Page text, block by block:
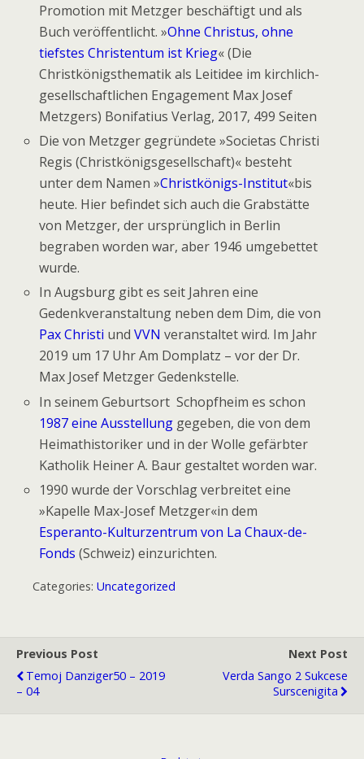
Promotion mit Metzger beschäftigt und als
Buch veröffentlicht. »Ohne Christus, ohne
tiefstes Christentum ist Krieg« (Die
Christkönigsthematik als Leitidee im kirchlich-
gesellschaftlichen Engagement Max Josef
Metzgers) Bonifatius Verlag, 2017, 499 Seiten
Die von Metzger gegründete »Societas Christi
Regis (Christkönigsgesellschaft)« besteht
unter dem Namen »Christkönigs-Institut«bis
heute. Hier befindet sich auch die Grabstätte
von Metzger, der ursprünglich in Berlin
begraben worden war, aber 1946 umgebettet
wurde.
In Augsburg gibt es seit Jahren eine
Gedenkveranstaltung neben dem Dim, die von
Pax Christi undVVNveranstaltet wird. Im Jahr
2019 um 17 Uhr Am Domplatz – vor der Dr.
Max Josef Metzger Gedenkstelle.
In seinem Geburtsort Schopfheim es schon
1987 eine Ausstellung gegeben, die von dem
Heimathistoriker und in der Wolle gefärbter
Katholik Heiner A. Baur gestaltet worden war.
1990 wurde der Vorschlag verbreitet eine
»Kapelle Max-Josef Metzger«in dem
Esperanto-Kulturzentrum von La Chaux-de-
Fonds (Schweiz) einzurichten.
Categories: Uncategorized
Previous Post
Temoj Danziger50 – 2019
– 04
Next Post
Verda Sango 2 Sukcese
Surscenigita